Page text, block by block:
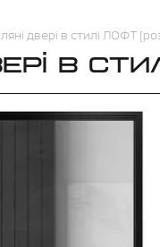
двері в стилі ЛОФТ
В